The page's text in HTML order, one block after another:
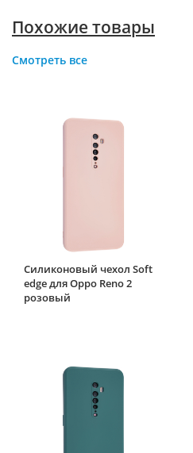
Похожие товары
Смотреть все
Силиконовый чехол Soft
edge для Oppo Reno 2
розовый